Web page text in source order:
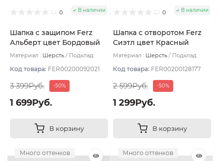
0 В наличии
Шапка с защипом Ferz
Альберт цвет Бордовый
темный
Материал : Шерсть
Подклад:
Код товара: FER00200092021
3 399Руб. -50%
1 699Руб.
В корзину
0 В наличии
Шапка с отворотом Ferz
Сиэтл цвет Красный
Материал : Шерсть
Подклад:
Код товара: FER00200128177
2 599Руб. -50%
1 299Руб.
В корзину
Много оттенков Много оттенков